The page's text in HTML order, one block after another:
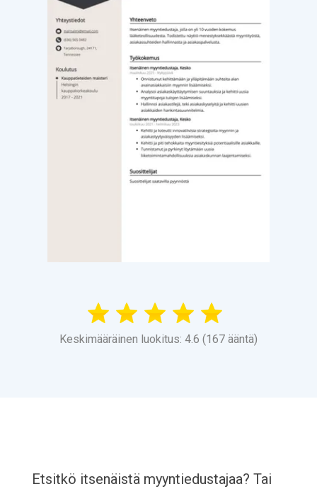
Keskimääräinen luokitus: 4.6 (167 ääntä)
Etsitkö itsenäistä myyntiedustajaa? Tai